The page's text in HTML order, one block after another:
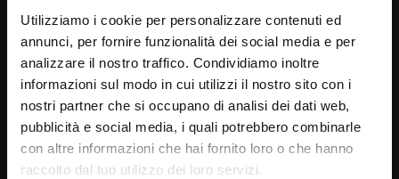
Utilizziamo i cookie per personalizzare contenuti ed
annunci, per fornire funzionalità dei social media e per
analizzare il nostro traffico. Condividiamo inoltre
informazioni sul modo in cui utilizzi il nostro sito con i
nostri partner che si occupano di analisi dei dati web,
pubblicità e social media, i quali potrebbero combinarle
con altre informazioni che hai fornito loro o che hanno
raccolto dal tuo utilizzo dei loro servizi.
Via C. Rolando 111, Gozzano (NO) 28024
P.IVA 00265030031